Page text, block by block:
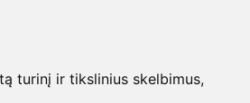
turinį ir tikslinius skelbimus,